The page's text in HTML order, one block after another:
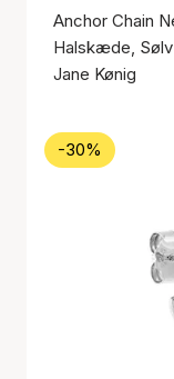
Anchor Chain
Halskæde,
Jane Kønig
-30%